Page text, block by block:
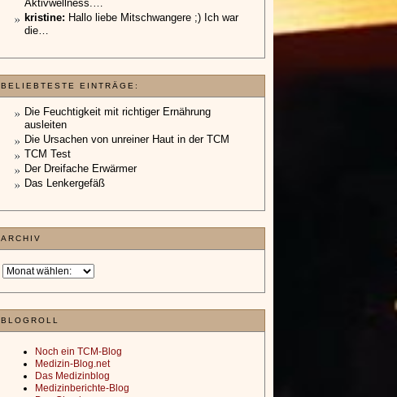
Aktivwellness.…
kristine: Hallo liebe Mitschwangere ;) Ich war
die…
BELIEBTESTE EINTRÄGE:
Die Feuchtigkeit mit richtiger Ernährung
ausleiten
Die Ursachen von unreiner Haut in der TCM
TCM Test
Der Dreifache Erwärmer
Das Lenkergefäß
ARCHIV
BLOGROLL
Noch ein TCM-Blog
Medizin-Blog.net
Das Medizinblog
Medizinberichte-Blog